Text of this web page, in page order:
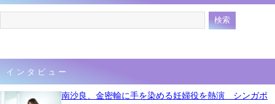
インタビュー
南沙良、金密輸に手を染める妊婦役を熱演 シンガポ